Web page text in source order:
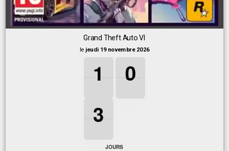
Grand Theft Auto VI
le jeudi 19 novembre 2026
1
1
1
1 0
0
0
0
3
3
3
3
JOURS